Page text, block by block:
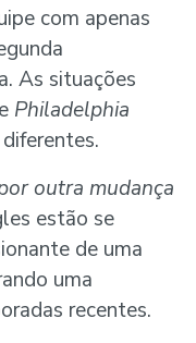
com apenas
As situações
e Philadelphia
outra mudança
estão se
de uma
uma
recentes.